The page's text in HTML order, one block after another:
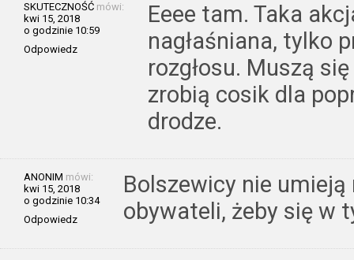
SKUTECZNOŚĆ mówi:
kwi 15, 2018
o godzinie 10:59
Odpowiedz
Eeee tam. Taka
nagłaśniana, tylko
rozgłosu. Muszą
zrobią cosik dla
drodze.
ANONIM mówi:
kwi 15, 2018
o godzinie 10:34
Odpowiedz
Bolszewicy nie
obywateli, żeby się w